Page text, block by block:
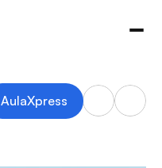
AulaXpress